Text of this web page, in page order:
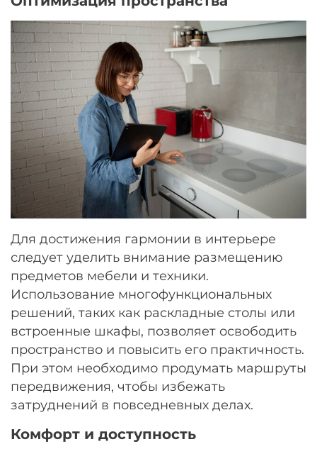
Для достижения гармонии в интерьере
следует уделить внимание размещению
предметов мебели и техники.
Использование многофункциональных
решений, таких как раскладные столы или
встроенные шкафы, позволяет освободить
пространство и повысить его практичность.
При этом необходимо продумать маршруты
передвижения, чтобы избежать
затруднений в повседневных делах.
Комфорт и доступность